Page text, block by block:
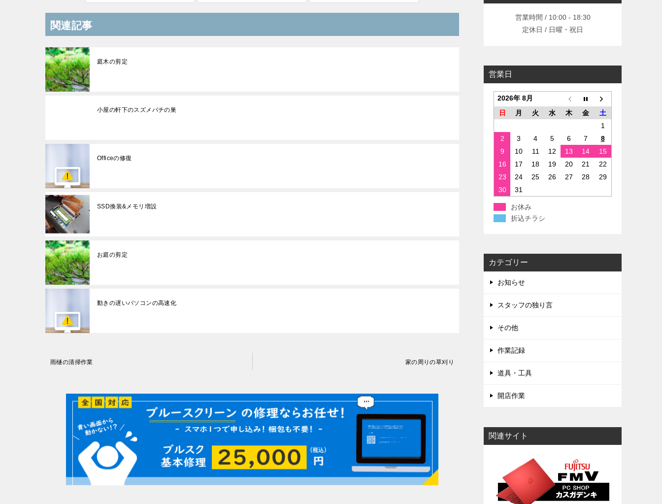
関連記事
庭木の剪定
小屋の軒下のスズメバチの巣
Officeの修復
SSD換装&メモリ増設
お庭の剪定
動きの遅いパソコンの高速化
投雨樋の清掃作業 家の周りの草刈り
営業時間 / 10:00 - 18:30
定休日 / 日曜・祝日
営業日
2026年 8月
日
月 火 水 木 金
土
1
2
3 4 5 6 7
8
9
10 11 12 13 14
15
16
17 18 19 20 21
22
23
24 25 26 27 28
29
30
31
お休み
折込チラシ
カテゴリー
お知らせ
スタッフの独り言
その他
作業記録
道具・工具
開店作業
関連サイト